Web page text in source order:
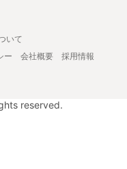
いて
ー 会社概要
採用情報
reserved.